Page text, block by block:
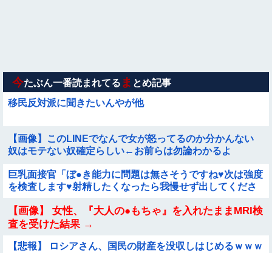
今たぶん一番読まれてる ま とめ記事
移民反対派に聞きたいんやが他
【画像】このLINEでなんで女が怒ってるのか分かんない
奴はモテない奴確定らしい←お前らは勿論わかるよ
巨乳面接官「ぼ●き能力に問題は無さそうですね♥️次は強度
を検査します♥️射精したくなったら我慢せず出してくださ
【画像】 女性、『大人の●もちゃ』を入れたままMRI検
査を受けた結果 →
【悲報】 ロシアさん、国民の財産を没収しはじめるｗｗｗ